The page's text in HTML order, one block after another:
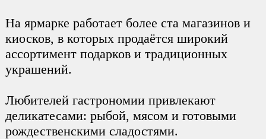
На ярмарке работает более ста магазинов и
киосков, в которых продаётся широкий
ассортимент подарков и традиционных
украшений.
Любителей гастрономии привлекают
деликатесами: рыбой, мясом и готовыми
рождественскими сладостями.